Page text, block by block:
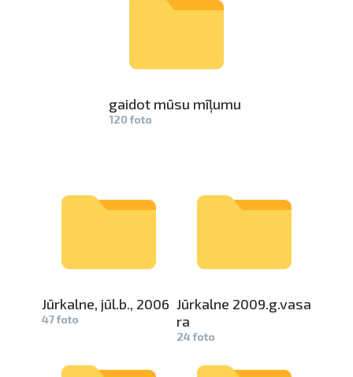
gaidot mūsu mīļumu
120 foto
Jūrkalne, jūl.b., 2006
47 foto
Jūrkalne 2­009.g.vasa­
ra
24 foto